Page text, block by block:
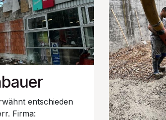
entschieden
Firma: